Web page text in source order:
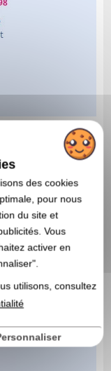
des cookies
pour nous
du site et
Vous
activer en
utilisons, consultez